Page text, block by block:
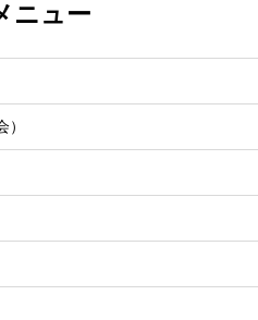
ニュー